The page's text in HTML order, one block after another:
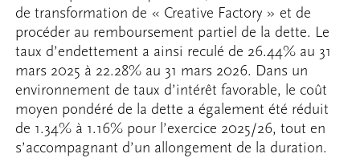
de transformation de « Creative Factory » et de
procéder au remboursement partiel de la dette. Le
taux d’endettement a ainsi reculé de 26.44% au 31
mars 2025 à 22.28% au 31 mars 2026. Dans un
environnement de taux d’intérêt favorable, le coût
moyen pondéré de la dette a également été réduit
de 1.34% à 1.16% pour l’exercice 2025/26, tout en
s’accompagnant d’un allongement de la duration.